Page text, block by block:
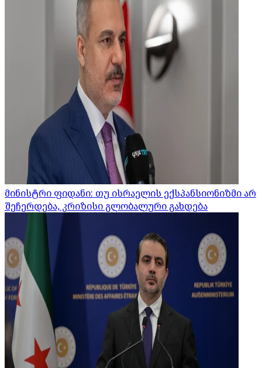
მინისტრი ფიდანი: თუ ისრაელის ექსპანსიონიზმი არ
შეჩერდება, კრიზისი გლობალური გახდება